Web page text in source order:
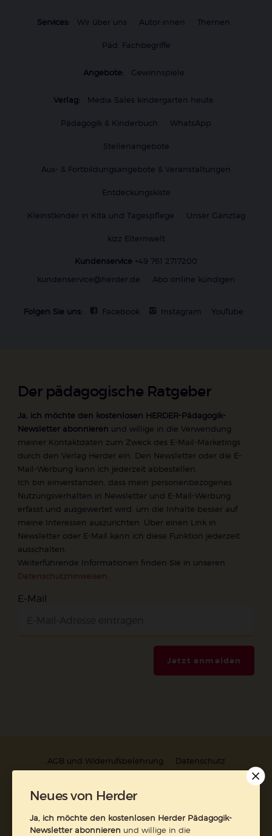
Services: Wir über uns Autor:innen Themen
Päd. Fachbegriffe
Angebote: Gewinnspiele
Verlag: Media Sales kindergarten heute
Pädagogik & Kinderbuch WhatsApp
Stellenangebote
Aus- & Fortbildungsangebote & Veranstaltungen
Entdeckungskiste
Kleinstkinder in Kita und Tagespflege Unser Ganztag
kizz Elternwelt
Kundenservice +49 761 2717200
kundenservice@herder.de
Abo online kündigen
Folgen Sie uns: Facebook Instagram YouTube
Der pädagogische Ratgeber
Ja, ich möchte den kostenlosen HERDER-Pädagogik-
Newsletter abonnieren und willige in die Verwendung
meiner Kontaktdaten zum Zweck des E-Mail-Marketings
durch den Verlag Herder ein. Den Newsletter oder die E-
Mail-Werbung kann ich jederzeit abbestellen.
Ich bin einverstanden, dass mein personenbezogenes
Nutzungsverhalten in Newsletter und E-Mail-Werbung
erfasst und ausgewertet wird, um die Inhalte besser auf
meine Interessen auszurichten. Über einen Link in
Newsletter oder E-Mail kann ich diese Funktion jederzeit
ausschalten.
Weiterführende Informationen finden Sie in unseren
Datenschutzhinweisen
E-Mail
Jetzt anmelden
AGB und Widerrufsbelehrung
Datenschutz
Vertrag widerrufen
Neues von Herder
Ja, ich möchte den kostenlosen Herder Pädagogik-
Newsletter abonnieren und willige in die